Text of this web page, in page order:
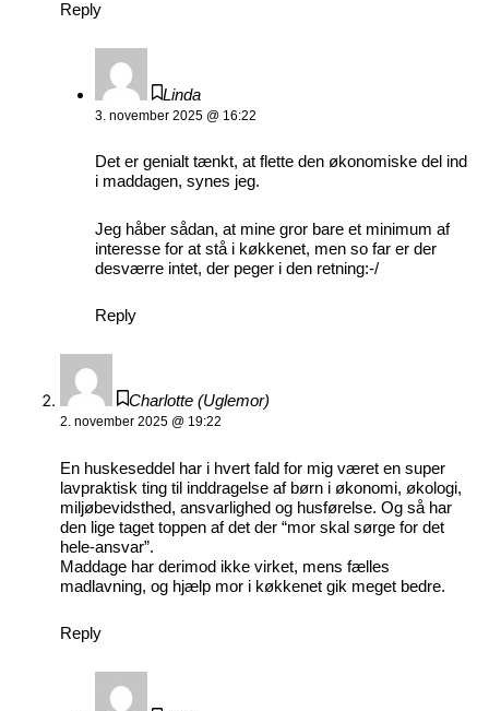
Reply
Linda
3. november 2025 @ 16:22
Det er genialt tænkt, at flette den økonomiske del ind
i maddagen, synes jeg.
Jeg håber sådan, at mine gror bare et minimum af
interesse for at stå i køkkenet, men so far er der
desværre intet, der peger i den retning:-/
Reply
Charlotte (Uglemor)
2. november 2025 @ 19:22
En huskeseddel har i hvert fald for mig været en super
lavpraktisk ting til inddragelse af børn i økonomi, økologi,
miljøbevidsthed, ansvarlighed og husførelse. Og så har
den lige taget toppen af det der “mor skal sørge for det
hele-ansvar”.
Maddage har derimod ikke virket, mens fælles
madlavning, og hjælp mor i køkkenet gik meget bedre.
Reply